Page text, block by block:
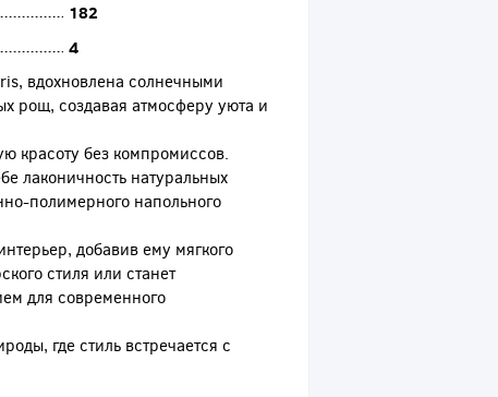
182
4
вдохновлена солнечными
рощ, создавая атмосферу уюта и
красоту без компромиссов.
лаконичность натуральных
полимерного напольного
добавив ему мягкого
стиля или станет
для современного
где стиль встречается с